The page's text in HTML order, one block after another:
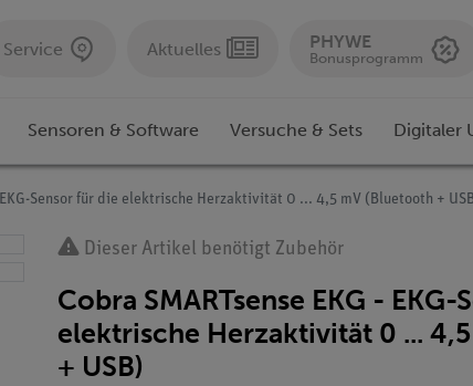
Service Aktuelles PHYWE
Bonusprogramm
Sensoren & Software Versuche & Sets Digitaler
EKG-Sensor für die elektrische Herzaktivität 0 ... 4,5 mV (Bluetooth +
Dieser Artikel benötigt Zubehör
Cobra SMARTsense EKG -
elektrische Herzaktivität 0 ...
+ USB)